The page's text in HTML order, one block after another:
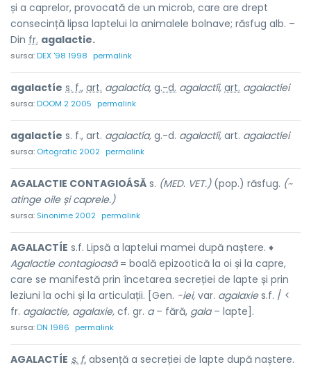
și a caprelor, provocată de un microb, care are drept
consecință lipsa laptelui la animalele bolnave; răsfug alb. –
Din fr. agalactie.
sursa:DEX '98 1998 permalink
agalactíe s. f., art. agalactía, g.-d. agalactíi, art. agalactíei
sursa:DOOM 2 2005 permalink
agalactíe s. f., art. agalactía, g.-d. agalactíi, art. agalactíei
sursa: Ortografic 2002 permalink
AGALACTIE CONTAGIOÁSĂ s. (MED. VET.)(pop.) răsfug. (~
atinge oile și caprele.)
sursa: Sinonime 2002 permalink
AGALACTÍE s.f. Lipsă a laptelui mamei după naștere. ♦
Agalactie contagioasă= boală epizootică la oi și la capre,
care se manifestă prin încetarea secreției de lapte și prin
leziuni la ochi și la articulații. [Gen. -iei, var. agalaxies.f. / <
fr. agalactie, agalaxie, cf. gr. a– fără, gala– lapte].
sursa:DN 1986 permalink
AGALACTÍE s. f. absență a secreției de lapte după naștere.